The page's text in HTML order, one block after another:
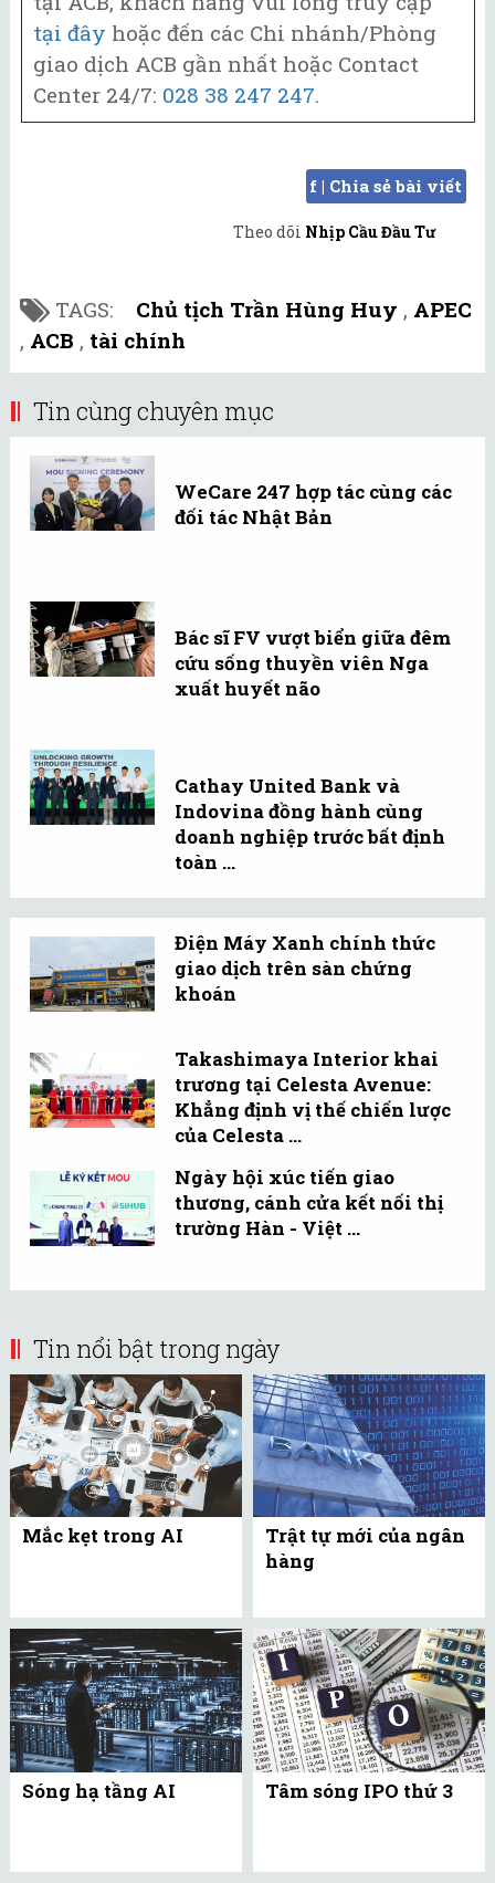
tại đây hoặc đến các Chi nhánh/Phòng
giao dịch ACB gần nhất hoặc Contact
Center 24/7: 028 38 247 247.
f | Chia sẻ bài viết
Theo dõi Nhịp Cầu Đầu Tư
TAGS: Chủ tịch Trần Hùng Huy , APEC
, ACB , tài chính
Tin cùng chuyên mục
WeCare 247 hợp tác cùng các
đối tác Nhật Bản
Bác sĩ FV vượt biển giữa đêm
cứu sống thuyền viên Nga
xuất huyết não
Cathay United Bank và
Indovina đồng hành cùng
doanh nghiệp trước bất định
toàn ...
Điện Máy Xanh chính thức
giao dịch trên sàn chứng
khoán
Takashimaya Interior khai
trương tại Celesta Avenue:
Khẳng định vị thế chiến lược
của Celesta ...
Ngày hội xúc tiến giao
thương, cánh cửa kết nối thị
trường Hàn - Việt ...
Tin nổi bật trong ngày
Mắc kẹt trong AI
Trật tự mới của ngân
hàng
Sóng hạ tầng AI Tâm sóng IPO thứ 3